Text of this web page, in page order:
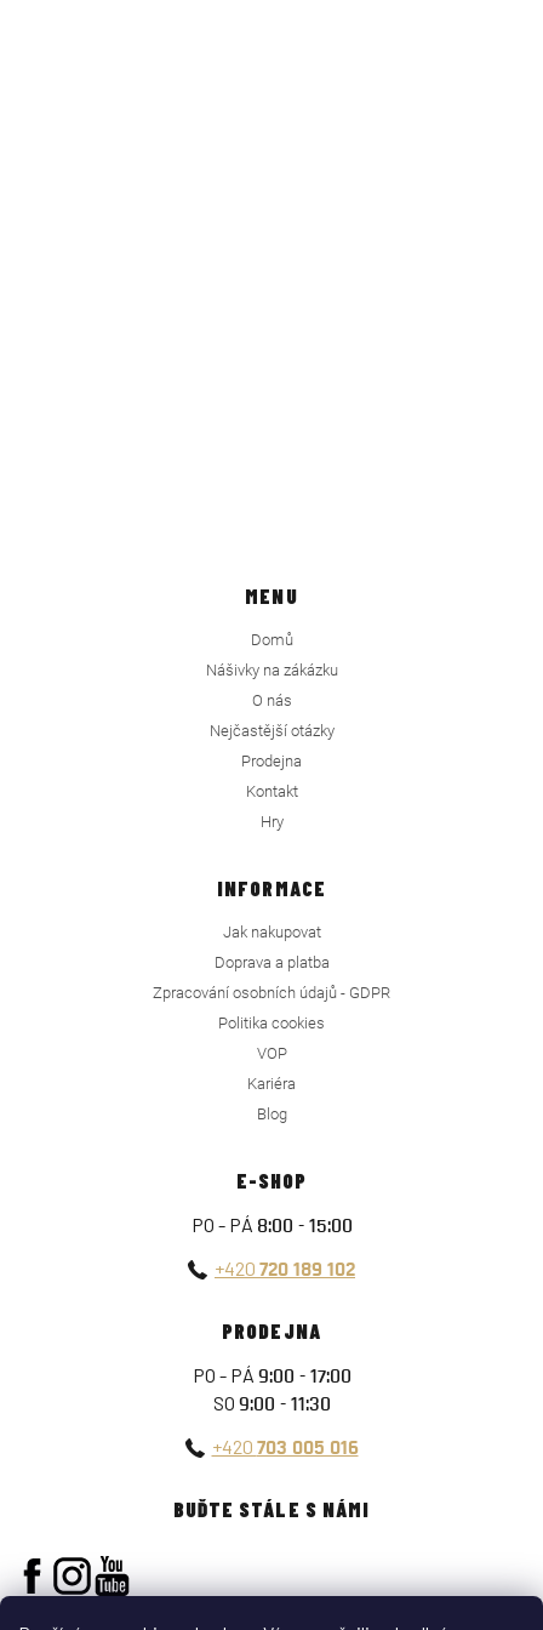
MENU
Domů
Nášivky na zákázku
O nás
Nejčastější otázky
Prodejna
Kontakt
Hry
INFORMACE
Jak nakupovat
Doprava a platba
Zpracování osobních údajů - GDPR
Politika cookies
VOP
Kariéra
Blog
E-SHOP
PO - PÁ 8:00 - 15:00
+420 720 189 102
PRODEJNA
PO - PÁ 9:00 - 17:00
SO 9:00 - 11:30
+420 703 005 016
BUĎTE STÁLE S NÁMI